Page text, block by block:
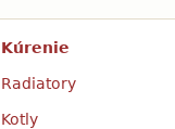
Kúrenie
Radiatory
Kotly